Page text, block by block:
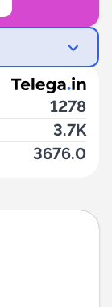
1278
3.7K
3676.0